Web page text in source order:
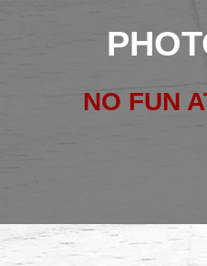
NO FUN